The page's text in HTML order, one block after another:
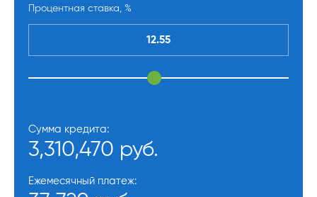
Процентная ставка, %
Сумма кредита:
3,310,470 руб.
Ежемесячный платеж: